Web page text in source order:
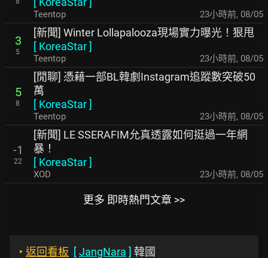
Teentop 23小時前, 08/05
3
5
[新聞] Winter Lollapalooza現場實力曝光！狠甩
[ KoreaStar]
Teentop 23小時前, 08/05
5
8
[閒聊] 憑藉一部BL韓劇Instagram追蹤數突破50
萬
[ KoreaStar]
Teentop 23小時前, 08/05
-1
22
[新聞] LE SSERAFIM允真透露如何挺過一年網
暴！
[ KoreaStar]
XOD 23小時前, 08/05
更多 即時熱門文章 >>
‣ 返回看板 [JangNara ] 韓國